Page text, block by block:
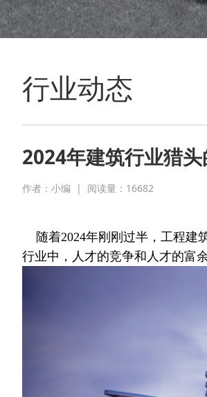
行业动态
2024年建筑行业猎
作者：小编 | 阅读量： 16682
随着2024年刚刚过半，工程建
行业中，人才的竞争和人才的富